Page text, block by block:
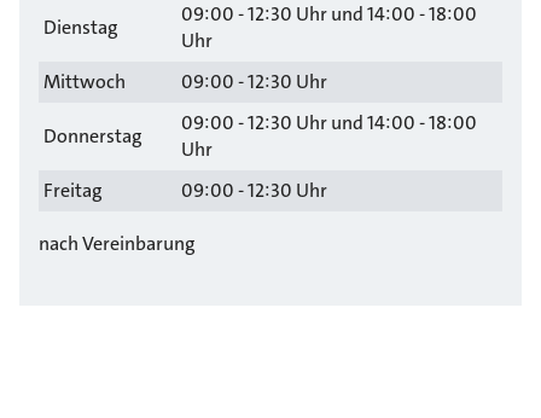
Dienstag
09:00 - 12:30 Uhr und 14:00 - 18:00
Uhr
Mittwoch
09:00 - 12:30 Uhr
Donnerstag
09:00 - 12:30 Uhr und 14:00 - 18:00
Uhr
Freitag
09:00 - 12:30 Uhr
nach Vereinbarung